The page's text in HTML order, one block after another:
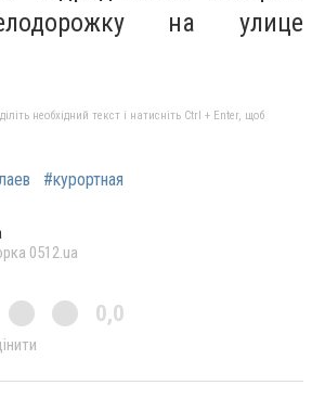
на улице
необхідний текст і натисніть Ctrl + Enter, щоб
#курортная
0512.ua
0,0